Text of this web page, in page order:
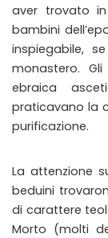
aver trovato
bambini
inspiegabile,
monastero.
ebraica
praticavano la
purificazione.
La attenzione
beduini
di carattere
Morto (molti